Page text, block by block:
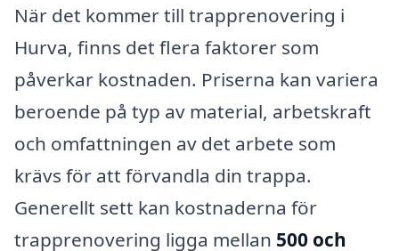
När det kommer till trapprenovering i
Hurva, finns det flera faktorer som
påverkar kostnaden. Priserna kan variera
beroende på typ av material, arbetskraft
och omfattningen av det arbete som
krävs för att förvandla din trappa.
Generellt sett kan kostnaderna för
trapprenovering ligga mellan 500 och